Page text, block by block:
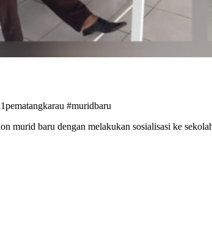
#muridbaru
baru dengan melakukan sosialisasi ke